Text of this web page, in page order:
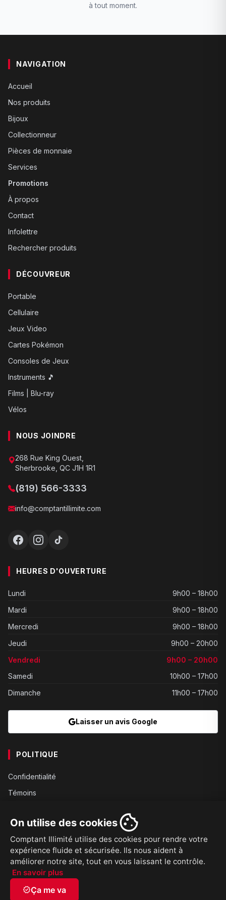
On utilise des cookies
Comptant Illimité utilise des cookies pour rendre votre
expérience fluide et sécurisée. Ils nous aident à
améliorer notre site, tout en vous laissant le contrôle.
En savoir plus
verifiedÇa me va
à tout moment.
NAVIGATION
Accueil
Nos produits
Bijoux
Collectionneur
Pièces de monnaie
Services
Promotions
À propos
Contact
Infolettre
Rechercher produits
DÉCOUVREUR
Portable
Cellulaire
Jeux Video
Cartes Pokémon
Consoles de Jeux
Instruments 🎵
Films | Blu-ray
Vélos
NOUS JOINDRE
268 Rue King Ouest,
Sherbrooke, QC J1H 1R1
(819) 566-3333
info@comptantillimite.com
HEURES D'OUVERTURE
Lundi
9h00 – 18h00
Mardi
9h00 – 18h00
Mercredi
9h00 – 18h00
Jeudi
9h00 – 20h00
Vendredi
9h00 – 20h00
Samedi
10h00 – 17h00
Dimanche
11h00 – 17h00
Laisser un avis Google
POLITIQUE
Confidentialité
Témoins
Conditions
Expédition
Retours